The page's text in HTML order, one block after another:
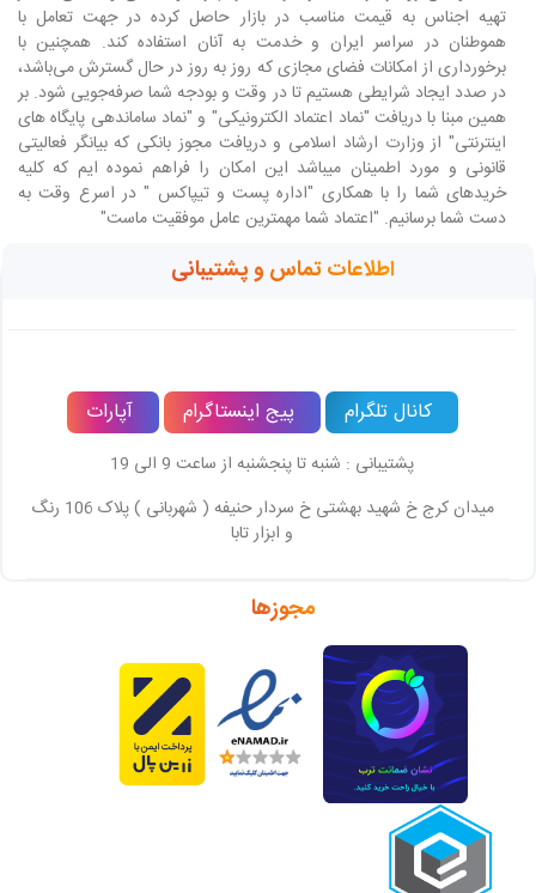
تهیه اجناس به قیمت مناسب در بازار حاصل کرده در جهت تعامل با
هموطنان در سراسر ایران و خدمت به آنان استفاده کند. همچنین با
برخورداری از امکانات فضای مجازی که روز به روز در حال گسترش می‌باشد،
در صدد ایجاد شرایطی هستیم تا در وقت و بودجه شما صرفه‌جویی شود. بر
همین مبنا با دریافت "نماد اعتماد الکترونیکی" و "نماد ساماندهی پایگاه های
اینترنتی" از وزارت ارشاد اسلامی و دریافت مجوز بانکی که بیانگر فعالیتی
قانونی و مورد اطمینان میباشد این امکان را فراهم نموده ایم که کلیه
خریدهای شما را با همکاری "اداره پست و تیپاکس " در اسرع وقت به
دست شما برسانیم. "اعتماد شما مهمترین عامل موفقیت ماست"
اطلاعات تماس و پشتیبانی
کانال تلگرام پیج اینستاگرام آپارات
پشتیبانی : شنبه تا پنجشنبه از ساعت 9 الی 19
میدان کرج خ شهید بهشتی خ سردار حنیفه ( شهربانی ) پلاک 106 رنگ
و ابزار تابا
مجوزها